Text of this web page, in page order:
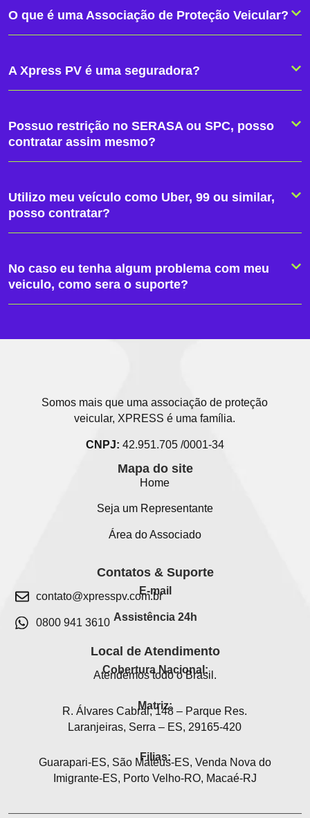
O que é uma Associação de Proteção Veicular?
A Xpress PV é uma seguradora?
Possuo restrição no SERASA ou SPC, posso
contratar assim mesmo?
Utilizo meu veículo como Uber, 99 ou similar,
posso contratar?
No caso eu tenha algum problema com meu
veiculo, como sera o suporte?
Somos mais que uma associação de proteção
veicular, XPRESS é uma família.
CNPJ: 42.951.705 /0001-34
Mapa do site
Home
Seja um Representante
Área do Associado
Contatos & Suporte
E-mail
contato@xpresspv.com.br
Assistência 24h
0800 941 3610
Local de Atendimento
Cobertura Nacional:
Atendemos todo o Brasil.
Matriz:
R. Álvares Cabral, 148 – Parque Res.
Laranjeiras, Serra – ES, 29165-420
Filias:
Guarapari-ES, São Mateus-ES, Venda Nova do
Imigrante-ES, Porto Velho-RO, Macaé-RJ